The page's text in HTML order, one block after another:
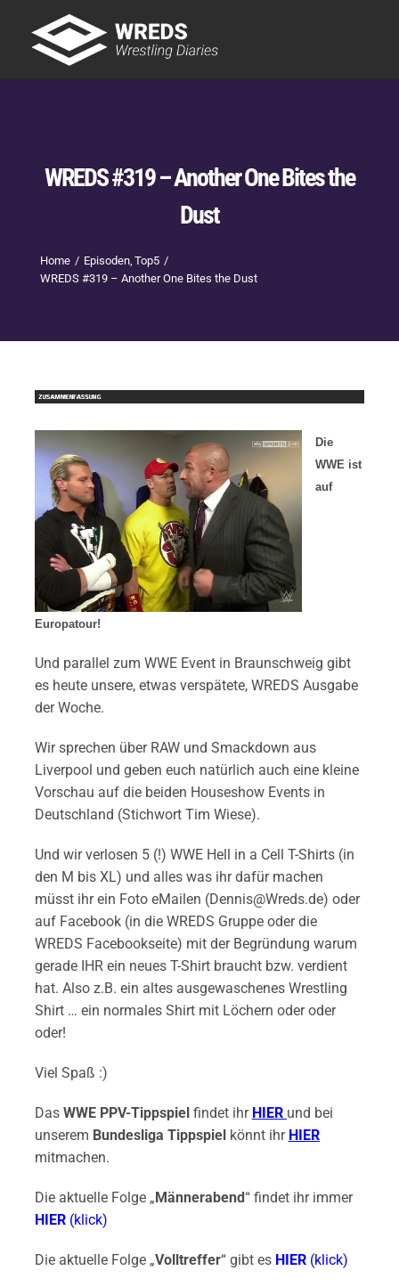
content
WREDS #319 – Another One Bites the
Dust
Home Episoden Top5
WREDS #319 – Another One Bites the Dust
Die
WWE ist
auf
Europatour!
Und parallel zum WWE Event in Braunschweig gibt
es heute unsere, etwas verspätete, WREDS Ausgabe
der Woche.
Wir sprechen über RAW und Smackdown aus
Liverpool und geben euch natürlich auch eine kleine
Vorschau auf die beiden Houseshow Events in
Deutschland (Stichwort Tim Wiese).
Und wir verlosen 5 (!) WWE Hell in a Cell T-Shirts (in
den M bis XL) und alles was ihr dafür machen
müsst ihr ein Foto eMailen (Dennis@Wreds.de) oder
auf Facebook (in die WREDS Gruppe oder die
WREDS Facebookseite) mit der Begründung warum
gerade IHR ein neues T-Shirt braucht bzw. verdient
hat. Also z.B. ein altes ausgewaschenes Wrestling
Shirt … ein normales Shirt mit Löchern oder oder
oder!
Viel Spaß :)
Das WWE PPV-Tippspielfindet ihr HIER und bei
unserem Bundesliga Tippspielkönnt ihr HIER
mitmachen.
Die aktuelle Folge „Männerabend“ findet ihr immer
HIER(klick)
Die aktuelle Folge „Volltreffer“ gibt es HIER(klick)